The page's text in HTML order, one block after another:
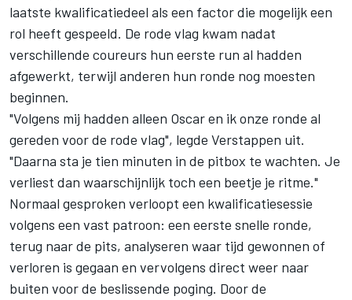
laatste kwalificatiedeel als een factor die mogelijk een
rol heeft gespeeld. De rode vlag kwam nadat
verschillende coureurs hun eerste run al hadden
afgewerkt, terwijl anderen hun ronde nog moesten
beginnen.
"Volgens mij hadden alleen Oscar en ik onze ronde al
gereden voor de rode vlag", legde Verstappen uit.
"Daarna sta je tien minuten in de pitbox te wachten. Je
verliest dan waarschijnlijk toch een beetje je ritme."
Normaal gesproken verloopt een kwalificatiesessie
volgens een vast patroon: een eerste snelle ronde,
terug naar de pits, analyseren waar tijd gewonnen of
verloren is gegaan en vervolgens direct weer naar
buiten voor de beslissende poging. Door de